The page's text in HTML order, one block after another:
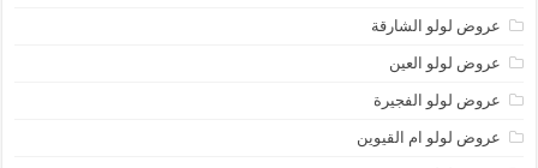
عروض لولو الشارقة
عروض لولو العين
عروض لولو الفجيرة
عروض لولو ام القيوين